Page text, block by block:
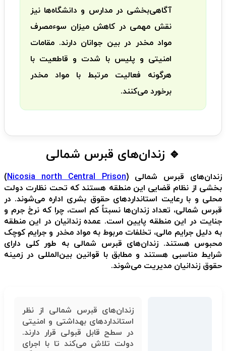
آگاهی‌بخشی در مدارس و دانشگاه‌ها نیز
نقش مهمی در کاهش میزان سوءمصرف
مواد مخدر در بین جوانان دارند. مقامات
امنیتی و پلیس با شدت و قاطعیت با
هرگونه فعالیت مرتبط با مواد مخدر
برخورد می‌کنند.
🔹 زندان‌های قبرس شمالی
زندان‌های قبرس شمالی (Nicosia north Central Prison
)
بخشی از نظام قضایی این منطقه هستند که تحت نظارت دولت
محلی و با رعایت استانداردهای حقوق بشری اداره می‌شوند. در
قبرس شمالی، تعداد زندان‌ها نسبتاً کم است، چرا که نرخ جرم و
جنایت در این منطقه پایین است. عمده زندانیان در این منطقه
به دلیل جرایم مالی، تخلفات مربوط به مواد مخدر و جرایم کوچک
محبوس هستند. زندان‌های قبرس شمالی به طور کلی دارای
شرایط مناسبی هستند و مطابق با قوانین بین‌المللی در زمینه
حقوق زندانیان مدیریت می‌شوند.
زندان‌های قبرس شمالی از نظر
استانداردهای بهداشتی و امنیتی
در سطح قابل قبولی قرار دارند.
دولت تلاش می‌کند تا با اجرای